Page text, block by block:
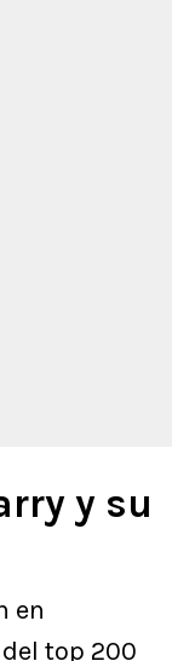
y su
en
top 200